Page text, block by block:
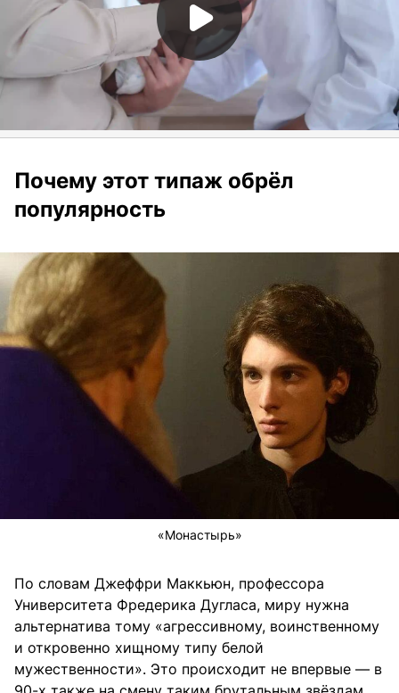
Почему этот типаж обрёл
популярность
«Монастырь»
По словам Джеффри Маккьюн, профессора
Университета Фредерика Дугласа, миру нужна
альтернатива тому «агрессивному, воинственному
и откровенно хищному типу белой
мужественности». Это происходит не впервые — в